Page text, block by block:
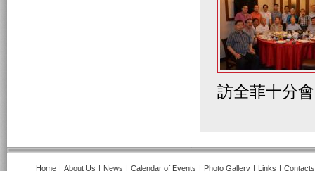
訪全菲十分
Home | About Us | News | Calendar of Events | Photo Gallery | Links | Contacts